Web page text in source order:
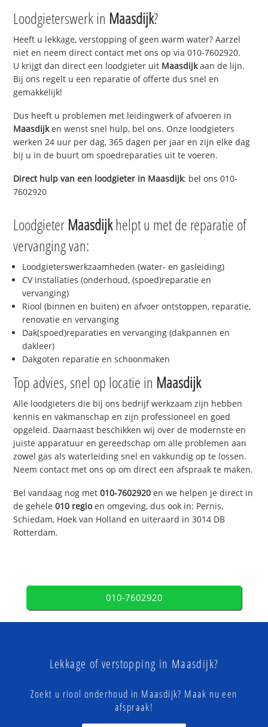
Loodgieterswerk in Maasdijk?
Heeft u lekkage, verstopping of geen warm water? Aarzel
niet en neem direct contact met ons op via 010-7602920.
U krijgt dan direct een loodgieter uit Maasdijkaan de lijn.
Bij ons regelt u een reparatie of offerte dus snel en
gemakkelijk!
Dus heeft u problemen met leidingwerk of afvoeren in
Maasdijken wenst snel hulp, bel ons. Onze loodgieters
werken 24 uur per dag, 365 dagen per jaar en zijn elke dag
bij u in de buurt om spoedreparaties uit te voeren.
Direct hulp van een loodgieter in Maasdijk: bel ons 010-
7602920
Loodgieter Maasdijkhelpt u met de reparatie of
vervanging van:
Loodgieterswerkzaamheden (water- en gasleiding)
CV installaties (onderhoud, (spoed)reparatie en
vervanging)
Riool (binnen en buiten) en afvoer ontstoppen, reparatie,
renovatie en vervanging
Dak(spoed)reparaties en vervanging (dakpannen en
dakleer)
Dakgoten reparatie en schoonmaken
Top advies, snel op locatie in Maasdijk
Alle loodgieters die bij ons bedrijf werkzaam zijn hebben
kennis en vakmanschap en zijn professioneel en goed
opgeleid. Daarnaast beschikken wij over de modernste en
juiste apparatuur en gereedschap om alle problemen aan
zowel gas als waterleiding snel en vakkundig op te lossen.
Neem contact met ons op om direct een afspraak te maken.
Bel vandaag nog met010-7602920 en we helpen je direct in
de gehele010 regioen omgeving, dus ook in: Pernis,
Schiedam, Hoek van Holland en uiteraard in 3014 DB
Rotterdam.
010-7602920
Lekkage of verstopping in Maasdijk?
Zoekt u riool onderhoud in Maasdijk? Maak nu een
afspraak!